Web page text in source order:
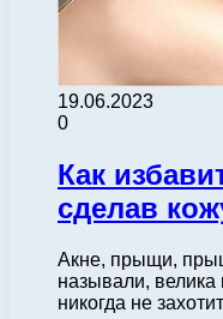
19.06.2023
0
Как
сделав
Акне, прыщи,
называли,
никогда не